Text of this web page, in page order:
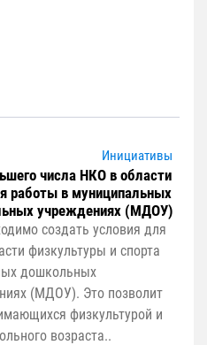
Инициативы
числа НКО в области
работы в муниципальных
учреждениях (МДОУ)
создать условия для
физкультуры и спорта
дошкольных
(МДОУ). Это позволит
физкультурой и
возраста..